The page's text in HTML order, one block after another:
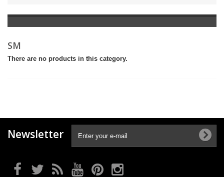
+
BOOKS : SCHOOL AND DICTIONARY
SM
There are no products in this category.
Newsletter